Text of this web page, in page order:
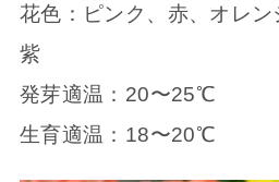
花色：ピンク、赤、オレン
紫
発芽適温：20〜25℃
生育適温：18〜20℃